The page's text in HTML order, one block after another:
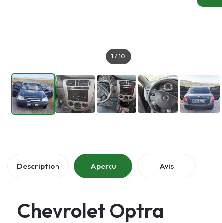
1 / 10
Description Aperçu Avis
Chevrolet Optra